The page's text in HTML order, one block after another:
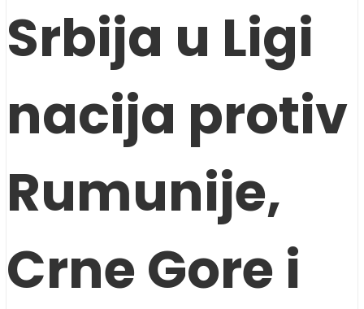
Srbija u Ligi
nacija protiv
Rumunije,
Crne Gore i